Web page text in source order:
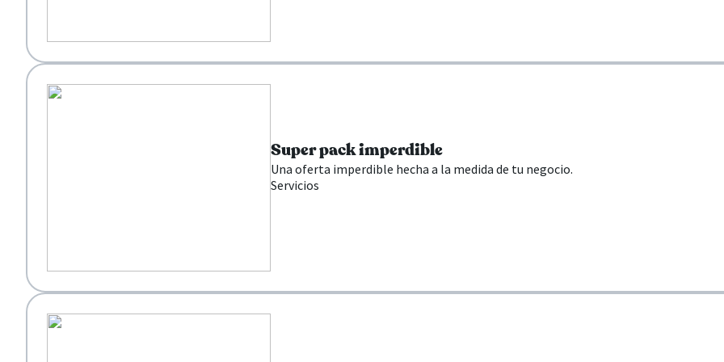
Super pack imperdible
Una oferta imperdible hecha a la medida de tu negocio.
Servicios